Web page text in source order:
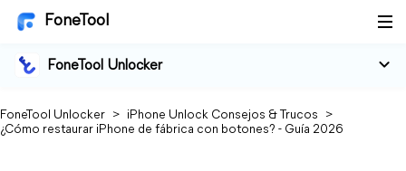
FoneTool
FoneTool Unlocker
FoneTool Unlocker > iPhone Unlock Consejos & Trucos
>
¿Cómo restaurar iPhone de fábrica con botones? - Guía 2026